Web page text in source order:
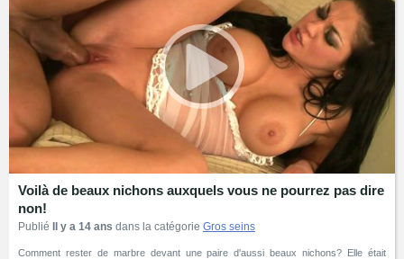
Voilà de beaux nichons auxquels vous ne pourrez pas dire
non!
Publié Il y a 14 ans dans la catégorie Gros seins
Comment rester de marbre devant une paire d'aussi beaux nichons? Elle était